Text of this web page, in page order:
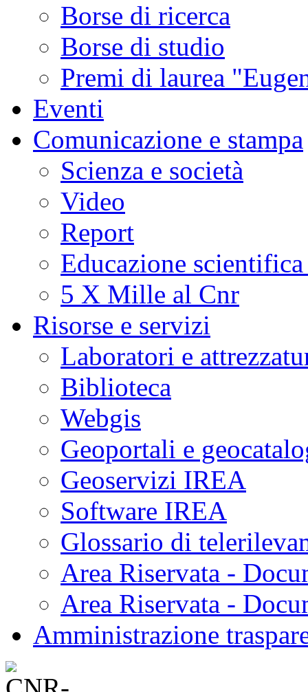
Borse di ricerca
Borse di studio
Premi di laurea
Eventi
Comunicazione e stampa
Scienza e società
Video
Report
Educazione
5 X Mille al Cnr
Risorse e servizi
Laboratori e
Biblioteca
Webgis
Geoportali e
Geoservizi IREA
Software IREA
Glossario di
Area Riservata -
Area Riservata -
Amministrazione